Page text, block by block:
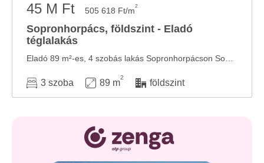
45 M Ft 505 618 Ft/m2
Sopronhorpács, földszint - Eladó
téglalakás
3 szoba 89 m
2
földszint